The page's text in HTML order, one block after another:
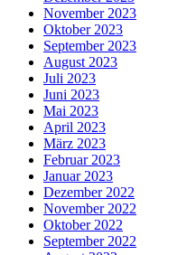
November 2023
Oktober 2023
September 2023
August 2023
Juli 2023
Juni 2023
Mai 2023
April 2023
März 2023
Februar 2023
Januar 2023
Dezember 2022
November 2022
Oktober 2022
September 2022